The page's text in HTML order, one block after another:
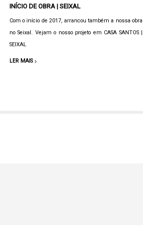
INÍCIO DE OBRA | SEIXAL
Com o início de 2017, arrancou também a nossa obra
no Seixal. Vejam o nosso projeto em CASA SANTOS |
SEIXAL
LER MAIS